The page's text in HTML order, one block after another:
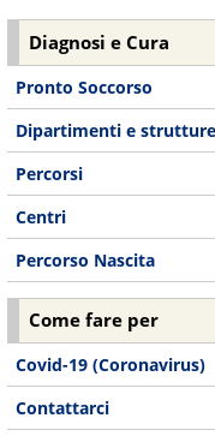
Diagnosi e Cura
Pronto Soccorso
Dipartimenti e strutture
Percorsi
Centri
Percorso Nascita
Come fare per
Covid-19 (Coronavirus)
Contattarci